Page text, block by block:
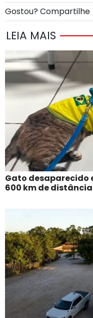
Gostou? Compartilhe
LEIA MAIS
Gato desaparecido
600 km de